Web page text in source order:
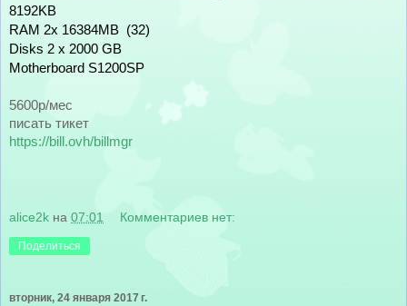
8192KB
RAM 2x 16384MB  (32)
Disks 2 x 2000 GB
Motherboard S1200SP
5600р/мес
писать тикет
https://bill.ovh/billmgr
alice2k на 07:01 Комментариев нет:
Поделиться
вторник, 24 января 2017 г.